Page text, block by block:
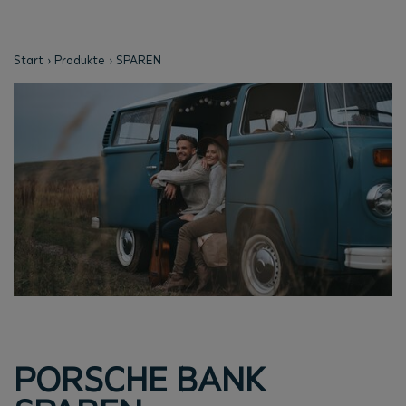
Start Produkte SPAREN
PORSCHE BANK